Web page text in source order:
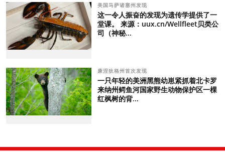
美国马萨诸塞州发现
这一令人振奋的发现为遗传学提供了一
堂课。 来源：uux.cn/Wellfleet贝类公
司（神秘...
康涅狄格州首次发现
一只年轻的美洲黑熊幼崽紧抓着北卡罗
来纳州鳄鱼河国家野生动物保护区一棵
红枫树的背...